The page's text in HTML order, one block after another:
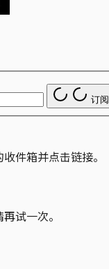
订阅
件箱并点击链接。
试一次。